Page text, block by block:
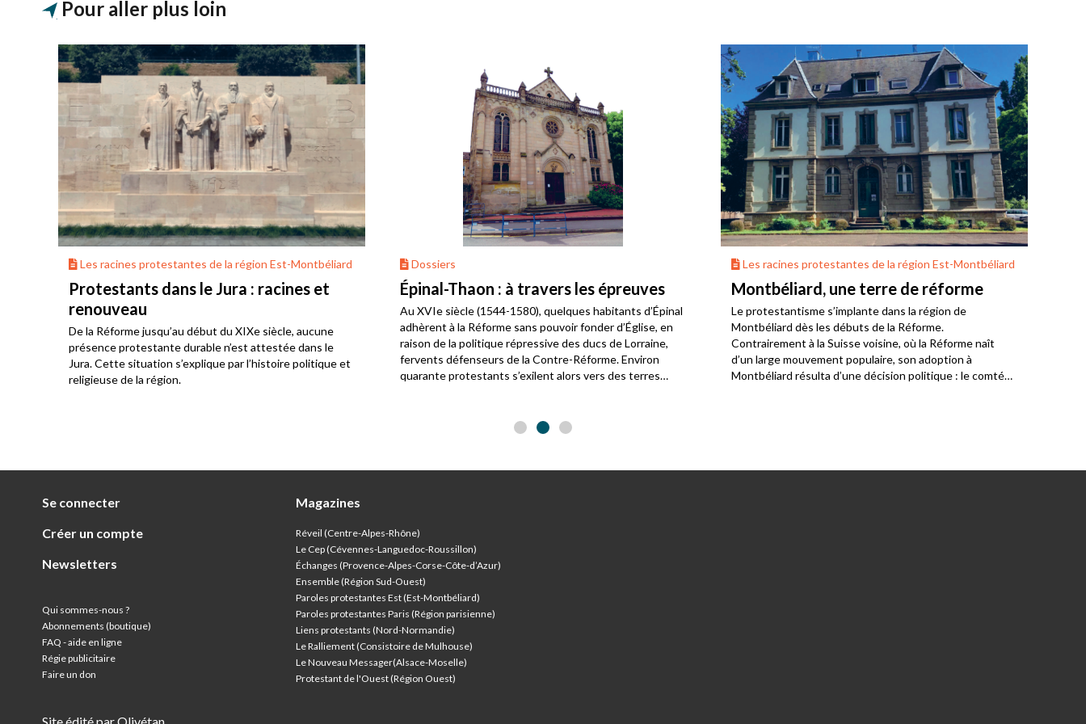
Pour aller plus loin
Les racines protestantes de la région Est-Montbéliard
Protestants dans le Jura : racines et
renouveau
De la Réforme jusqu’au début du XIXe siècle, aucune
présence protestante durable n’est attestée dans le
Jura. Cette situation s’explique par l’histoire politique et
religieuse de la région.
Dossiers
Épinal-Thaon : à travers les épreuves
Au XVIe siècle (1544-1580), quelques habitants d’Épinal
adhèrent à la Réforme sans pouvoir fonder d’Église, en
raison de la politique répressive des ducs de Lorraine,
fervents défenseurs de la Contre-Réforme. Environ
quarante protestants s’exilent alors vers des terres
Les racines protestantes de la région Est-Montbéliard
Montbéliard, une terre de réforme
Le protestantisme s’implante dans la région de
Montbéliard dès les débuts de la Réforme.
Contrairement à la Suisse voisine, où la Réforme naît
d’un large mouvement populaire, son adoption à
Montbéliard résulta d’une décision politique : le comté
Se connecter
Créer un compte
Newsletters
Qui sommes-nous ?
Abonnements (boutique)
FAQ - aide en ligne
Régie publicitaire
Faire un don
Magazines
Réveil (Centre-Alpes-Rhône)
Le Cep (Cévennes-Languedoc-Roussillon)
Échanges (Provence-Alpes-Corse-Côte-d’Azur)
Ensemble (Région Sud-Ouest)
Paroles protestantes Est (Est-Montbéliard)
Paroles protestantes Paris (Région parisienne)
Liens protestants (Nord-Normandie)
Le Ralliement (Consistoire de Mulhouse)
Le Nouveau Messager(Alsace-Moselle)
Protestant de l'Ouest (Région Ouest)